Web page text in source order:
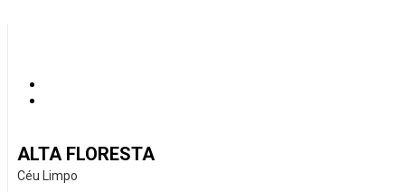
ALTA FLORESTA
Céu Limpo